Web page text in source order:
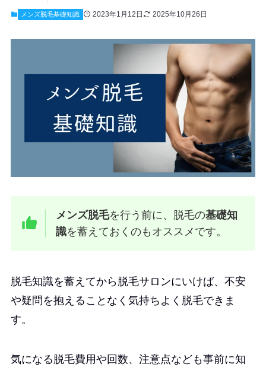
メンズ脱毛基礎知識 2023年1月12日 2025年10月26日
メンズ脱毛を行う前に、脱毛の基礎知
識を蓄えておくのもオススメです。
脱毛知識を蓄えてから脱毛サロンにいけば、不安
や疑問を抱えることなく気持ちよく脱毛できま
す。
気になる脱毛費用や回数、注意点なども事前に知